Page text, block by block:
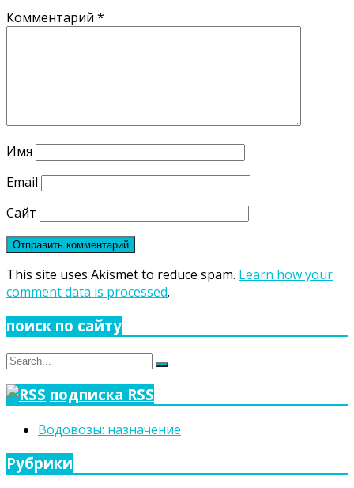
Комментарий *
Имя
Email
Сайт
This site uses Akismet to reduce spam. Learn how your
comment data is processed.
поиск по сайту
Search
Search
подписка RSS
Водовозы: назначение
Рубрики